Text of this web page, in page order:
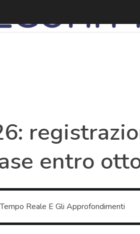
entro
Reale E Gli Approfondimenti